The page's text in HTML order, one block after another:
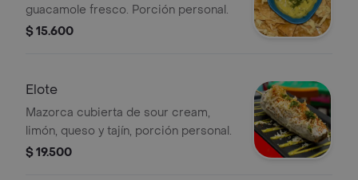
guacamole fresco. Porción personal.
$ 15.600
Elote
Mazorca cubierta de sour cream,
limón, queso y tajín, porción personal.
$ 19.500